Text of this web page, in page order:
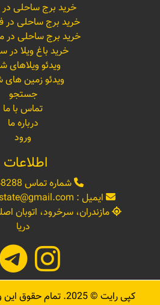
خرید برج ساحلی
خرید برج ساحلی در
خرید برج ساحلی در
خرید باغ ویلا در
ویدئو ویلاهای
ویدئو زمین
جستجو
تماس با ما
درباره ما
ورود
اطلاعات
شماره تماس
ایمیل :
مازندران، سرخرود، اتوبان
دریا
کپی رایت ©2025. تمام حقوق